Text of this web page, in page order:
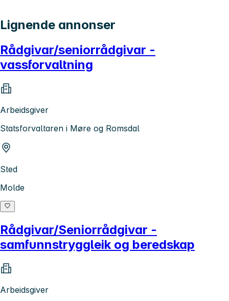
Lignende annonser
Rådgivar/seniorrådgivar -
vassforvaltning
Arbeidsgiver
Statsforvaltaren i Møre og Romsdal
Sted
Molde
Rådgivar/Seniorrådgivar -
samfunnstryggleik og beredskap
Arbeidsgiver